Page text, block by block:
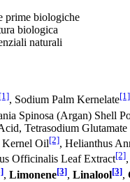
prime biologiche
biologica
naturali
[1], Sodium Palm Kernelate[1]
Spinosa (Argan) Shell
Tetrasodium Glutamate
Kernel Oil[2], Helianthus
Officinalis Leaf Extract[2],
, Limonene[3], Linalool[3],